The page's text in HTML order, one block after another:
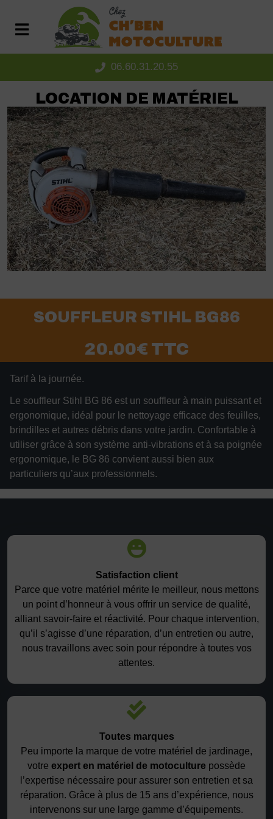
06.60.31.20.55
LOCATION DE MATÉRIEL
SOUFFLEUR STIHL BG86
20.00€ TTC
Tarif à la journée.
Le souffleur Stihl BG 86 est un souffleur à main puissant et
ergonomique, idéal pour le nettoyage efficace des feuilles,
brindilles et autres débris dans votre jardin. Confortable à
utiliser grâce à son système anti-vibrations et à sa poignée
ergonomique, le BG 86 convient aussi bien aux
particuliers qu’aux professionnels.
Satisfaction client
Parce que votre matériel mérite le meilleur, nous mettons
un point d’honneur à vous offrir un service de qualité,
alliant savoir-faire et réactivité. Pour chaque intervention,
qu’il s’agisse d’une réparation, d’un entretien ou autre,
nous travaillons avec soin pour répondre à toutes vos
attentes.
Toutes marques
Peu importe la marque de votre matériel de jardinage,
votre expert en matériel de motoculture possède
l’expertise nécessaire pour assurer son entretien et sa
réparation. Grâce à plus de 15 ans d’expérience, nous
intervenons sur une large gamme d’équipements.
Panneau de gestion des cookies